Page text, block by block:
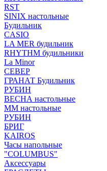
RST
SINIX настольные
Будильник
CASIO
LA MER будильник
RHYTHM будильники
La Minor
СЕВЕР
ГРАНАТ Будильник
РУБИН
ВЕСНА настольные
ММ настольные
РУБИН
БРИГ
KAIROS
Часы напольные
"COLUMBUS"
Аксессуары